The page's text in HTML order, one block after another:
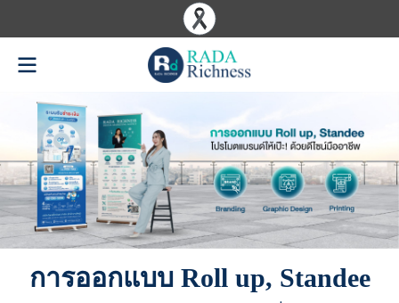
การออกแบบ Roll up, Standee